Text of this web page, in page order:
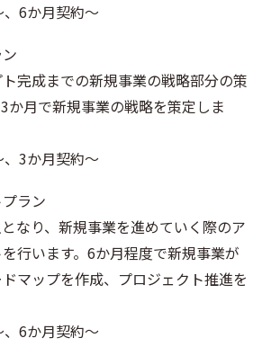
6か月契約～
完成までの新規事業の戦略部分の策
か月で新規事業の戦略を策定しま
3か月契約～
ラン
なり、新規事業を進めていく際のア
行います。6か月程度で新規事業が
マップを作成、プロジェクト推進を
6か月契約～